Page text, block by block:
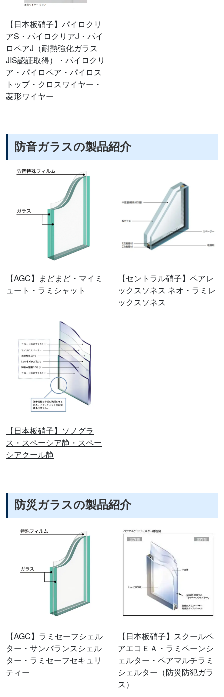
【日本板硝子】パイロクリ
アS・パイロクリアJ・パイ
ロペアJ（耐熱強化ガラス
JIS認証取得）・パイロクリ
ア・パイロペア・パイロス
トップ・クロスワイヤー・
菱形ワイヤー
防音ガラスの製品紹介
【AGC】まどまど・マイミ
ュート・ラミシャット
【セントラル硝子】ペアレ
ックスソネス ネオ・ラミレ
ックスソネス
【日本板硝子】ソノグラ
ス・スペーシア静・スペー
シアクール静
防災ガラスの製品紹介
【AGC】ラミセーフシェル
ター・サンバランスシェル
ター・ラミセーフセキュリ
ティー
【日本板硝子】スクールペ
アエコＥＡ・ラミペーンシ
ェルター・ペアマルチラミ
シェルター（防災防犯ガラ
ス）